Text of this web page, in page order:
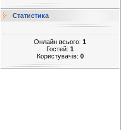
Статистика
Онлайн всього: 1
Гостей: 1
Користувачів: 0